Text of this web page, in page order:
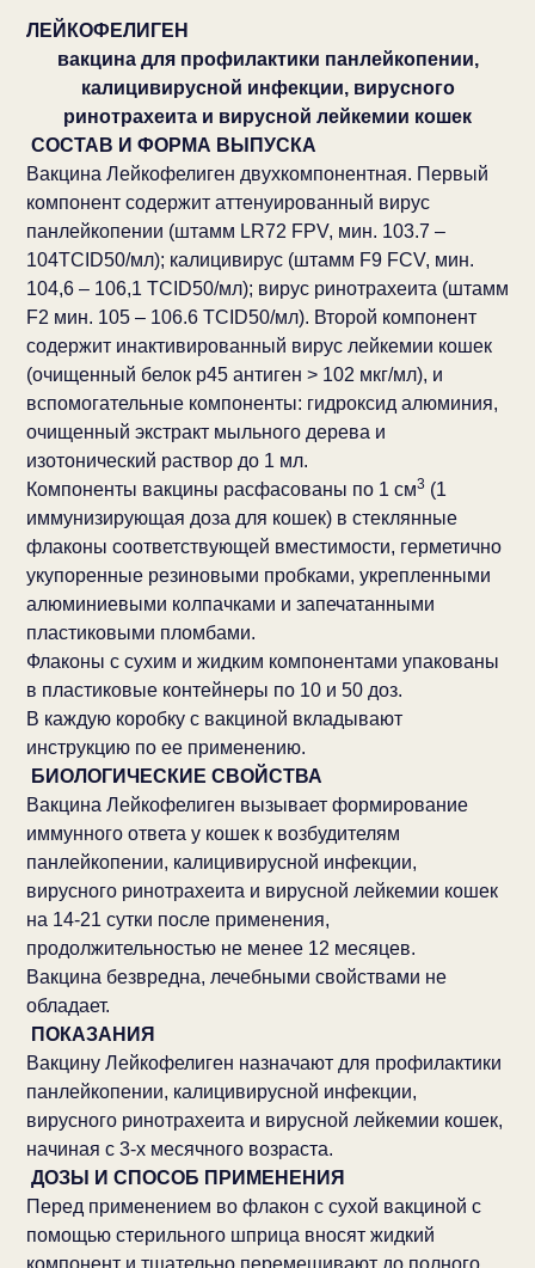
ЛЕЙКОФЕЛИГЕН
вакцина для профилактики панлейкопении,
калицивирусной инфекции, вирусного
ринотрахеита и вирусной лейкемии кошек
СОСТАВ И ФОРМА ВЫПУСКА
Вакцина Лейкофелиген двухкомпонентная. Первый
компонент содержит аттенуированный вирус
панлейкопении (штамм LR72 FPV, мин. 103.7 –
104TCID50/мл); калицивирус (штамм F9 FCV, мин.
104,6 – 106,1 TCID50/мл); вирус ринотрахеита (штамм
F2 мин. 105 – 106.6 TCID50/мл). Второй компонент
содержит инактивированный вирус лейкемии кошек
(очищенный белок р45 антиген > 102 мкг/мл), и
вспомогательные компоненты: гидроксид алюминия,
очищенный экстракт мыльного дерева и
изотонический раствор до 1 мл.
Компоненты вакцины расфасованы по 1 см3 (1
иммунизирующая доза для кошек) в стеклянные
флаконы соответствующей вместимости, герметично
укупоренные резиновыми пробками, укрепленными
алюминиевыми колпачками и запечатанными
пластиковыми пломбами.
Флаконы с сухим и жидким компонентами упакованы
в пластиковые контейнеры по 10 и 50 доз.
В каждую коробку с вакциной вкладывают
инструкцию по ее применению.
БИОЛОГИЧЕСКИЕ СВОЙСТВА
Вакцина Лейкофелиген вызывает формирование
иммунного ответа у кошек к возбудителям
панлейкопении, калицивирусной инфекции,
вирусного ринотрахеита и вирусной лейкемии кошек
на 14-21 сутки после применения,
продолжительностью не менее 12 месяцев.
Вакцина безвредна, лечебными свойствами не
обладает.
ПОКАЗАНИЯ
Вакцину Лейкофелиген назначают для профилактики
панлейкопении, калицивирусной инфекции,
вирусного ринотрахеита и вирусной лейкемии кошек,
начиная с 3-х месячного возраста.
ДОЗЫ И СПОСОБ ПРИМЕНЕНИЯ
Перед применением во флакон с сухой вакциной с
помощью стерильного шприца вносят жидкий
компонент и тщательно перемешивают до полного